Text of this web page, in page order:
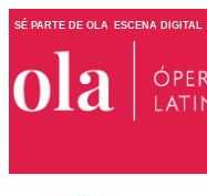
SÉ PARTE DE OLA ESCENA DIGITAL